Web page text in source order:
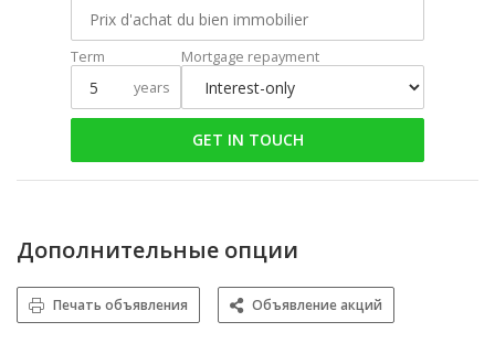
Term
years
Mortgage repayment
GET IN TOUCH
Дополнительные опции
Печать объявления Объявление акций